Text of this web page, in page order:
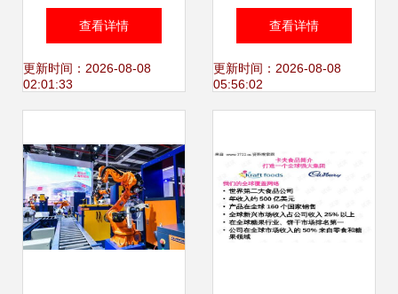
数据携手东城集团
加速布局工业互联
广西首个示范城市
查看详情
更新时间：2026-08-08
02:01:33
银电商荣耀入选
《工赋新质 上海市
展实践案例集》
查看详情
更新时间：2026-08-08
05:56:02